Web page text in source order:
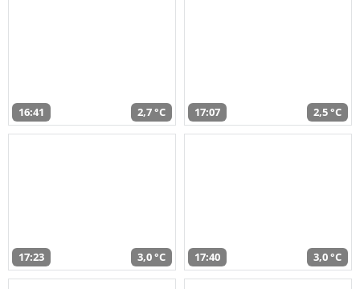
16:41 2,7 °C 17:07 2,5 °C
17:23 3,0 °C 17:40 3,0 °C